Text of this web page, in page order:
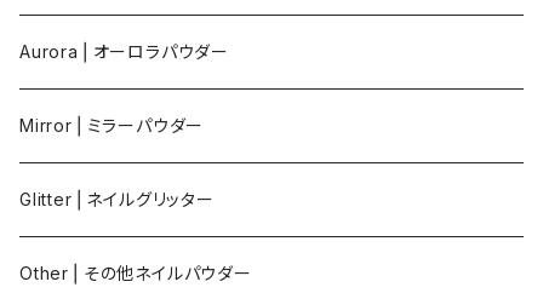
Aurora⎪オーロラパウダー
Mirror⎪ミラーパウダー
Glitter⎪ネイルグリッター
Other⎪その他ネイルパウダー